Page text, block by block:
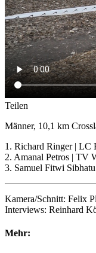
Teilen
Männer, 10,1 km
1. Richard Ringer | LC
2. Amanal Petros | TV
3. Samuel Fitwi
Kamera/Schnitt: Felix
Interviews: Reinhard
Mehr: